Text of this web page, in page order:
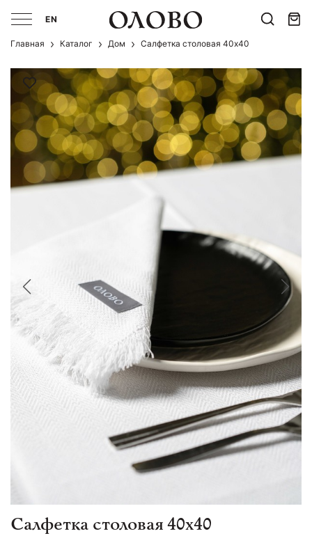
EN
Главная Каталог Дом Салфетка столовая 40х40
Салфетка столовая 40х40